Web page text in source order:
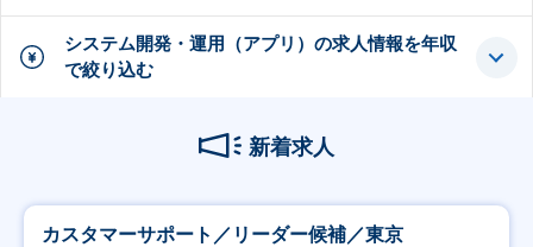
システム開発・運用（アプリ）の求人情報を年収
で絞り込む
新着求人
カスタマーサポート／リーダー候補／東京